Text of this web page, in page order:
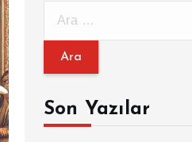
m
:Son Yazılar